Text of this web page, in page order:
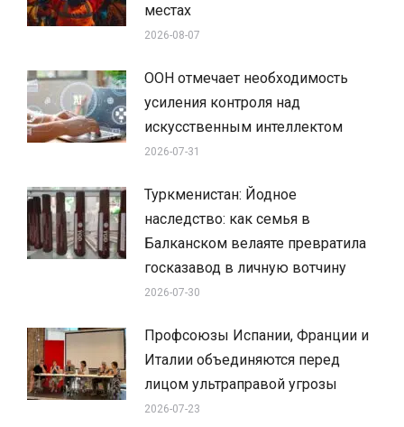
местах
2026-08-07
ООН отмечает необходимость
усиления контроля над
искусственным интеллектом
2026-07-31
Туркменистан: Йодное
наследство: как семья в
Балканском велаяте превратила
госказавод в личную вотчину
2026-07-30
Профсоюзы Испании, Франции и
Италии объединяются перед
лицом ультраправой угрозы
2026-07-23